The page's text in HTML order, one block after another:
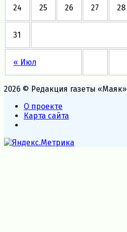
« Июл
24 25 26 27 28
31
2026 © Редакция газеты «Маяк»
О проекте
Карта сайта